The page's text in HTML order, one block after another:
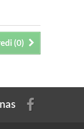
(0)